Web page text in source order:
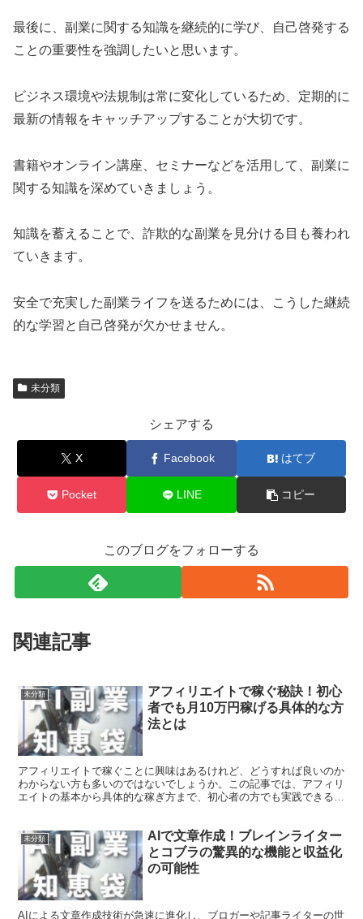
最後に、副業に関する知識を継続的に学び、自己啓発する
ことの重要性を強調したいと思います。
ビジネス環境や法規制は常に変化しているため、定期的に
最新の情報をキャッチアップすることが大切です。
書籍やオンライン講座、セミナーなどを活用して、副業に
関する知識を深めていきましょう。
知識を蓄えることで、詐欺的な副業を見分ける目も養われ
ていきます。
安全で充実した副業ライフを送るためには、こうした継続
的な学習と自己啓発が欠かせません。
未分類
シェアする
X Facebook はてブ
Pocket LINE コピー
このブログをフォローする
関連記事
未分類
アフィリエイトで稼ぐ秘訣！初心
者でも月10万円稼げる具体的な方
法とは
アフィリエイトで稼ぐことに興味はあるけれど、どうすれば良いのか
わからない方も多いのではないでしょうか。この記事では、アフィリ
エイトの基本から具体的な稼ぎ方まで、初心者の方でも実践できる方
未分類
AIで文章作成！ブレインライター
とコブラの驚異的な機能と収益化
の可能性
AIによる文章作成技術が急速に進化し、ブロガーや記事ライターの世